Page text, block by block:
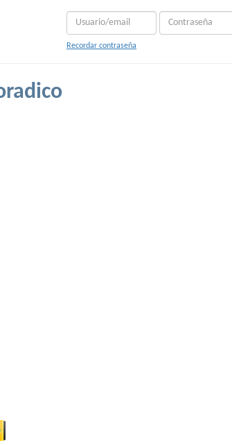
Recordar contraseña